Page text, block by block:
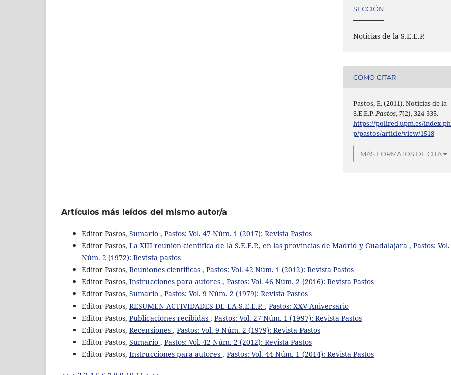
SECCIÓN
Noticias de la S.E.E.P.
CÓMO CITAR
Pastos, E. (2011). Noticias de la
S.E.E.P.Pastos, 7(2), 324-335.
https://polired.upm.es/index.ph
p/pastos/article/view/1518
MÁS FORMATOS DE CITA
Artículos más leídos del mismo autor/a
Editor Pastos, Sumario , Pastos: Vol. 47 Núm. 1 (2017): Revista Pastos
Editor Pastos, La XIII reunión científica de la S.E.E.P., en las provincias de Madrid y Guadalajara , Pastos:
Núm. 2 (1972): Revista pastos
Editor Pastos, Reuniones cientificas , Pastos: Vol. 42 Núm. 1 (2012): Revista Pastos
Editor Pastos, Instrucciones para autores , Pastos: Vol. 46 Núm. 2 (2016): Revista Pastos
Editor Pastos, Sumario , Pastos: Vol. 9 Núm. 2 (1979): Revista Pastos
Editor Pastos, RESUMEN ACTIVIDADES DE LA S.E.E.P. , Pastos: XXV Aniversario
Editor Pastos, Publicaciones recibidas , Pastos: Vol. 27 Núm. 1 (1997): Revista Pastos
Editor Pastos, Recensiones , Pastos: Vol. 9 Núm. 2 (1979): Revista Pastos
Editor Pastos, Sumario , Pastos: Vol. 42 Núm. 2 (2012): Revista Pastos
Editor Pastos, Instrucciones para autores , Pastos: Vol. 44 Núm. 1 (2014): Revista Pastos